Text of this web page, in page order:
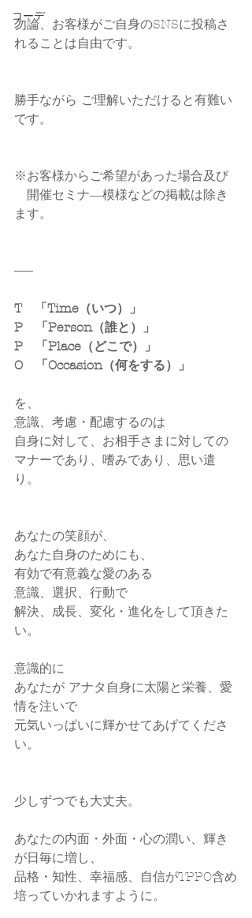
コーデ
勿論、お客様がご自身のSNSに投稿さ
れることは自由です。
勝手ながら ご理解いただけると有難い
です。
※お客様からご希望があった場合及び
開催セミナ―模様などの掲載は除き
ます。
------
T　「Time（いつ）」
P　「Person（誰と）」
P　「Place（どこで）」
O　「Occasion（何をする）」
を、
意識、考慮・配慮するのは
自身に対して、お相手さまに対しての
マナーであり、嗜みであり、思い遣
り。
あなたの笑顔が、
あなた自身のためにも、
有効で有意義な愛のある
意識、選択、行動で
解決、成長、変化・進化をして頂きた
い。
意識的に
あなたが アナタ自身に太陽と栄養、愛
情を注いで
元気いっぱいに輝かせてあげてくださ
い。
少しずつでも大丈夫。
あなたの内面・外面・心の潤い、輝き
が日毎に増し、
品格・知性、幸福感、自信がTPPO含め
培っていかれますように。